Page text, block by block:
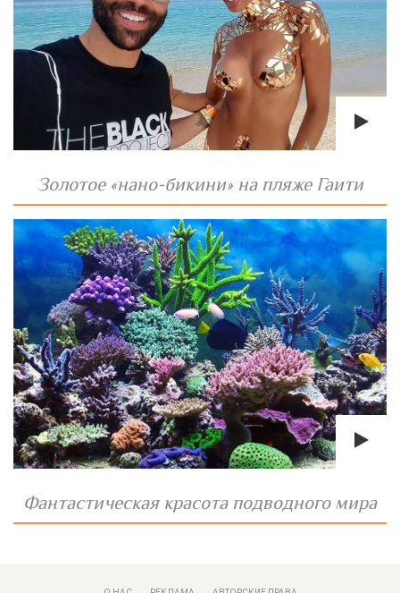
Золотое «нано-бикини» на пляже Гаити
Фантастическая красота подводного мира